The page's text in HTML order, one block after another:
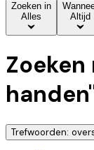
Zoeken in
Alles
Altijd
Zoeken
handen
Trefwoorden: